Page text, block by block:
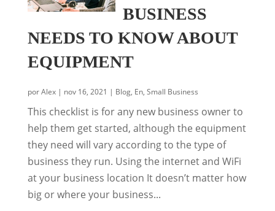
BUSINESS
NEEDS TO KNOW ABOUT
EQUIPMENT
porAlex| nov 16, 2021 | Blog, En, Small Business
This checklist is for any new business owner to
help them get started, although the equipment
they need will vary according to the type of
business they run. Using the internet and WiFi
at your business location It doesn’t matter how
big or where your business...